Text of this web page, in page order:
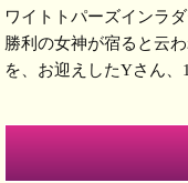
ワイトトパーズインラ
勝利の女神が宿ると云
を、お迎えしたYさん、